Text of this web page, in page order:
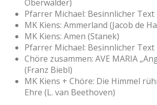
Oberwalder)
Pfarrer Michael: Besinnlicher Text
MK Kiens: Ammerland (Jacob de
MK Kiens: Amen (Stanek)
Pfarrer Michael: Besinnlicher Text
Chöre zusammen: AVE MARIA
(Franz Biebl)
MK Kiens + Chöre: Die Himmel
Ehre (L. van Beethoven)